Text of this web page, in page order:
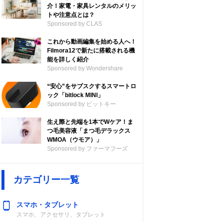
介！家電・家具レンタルのメリッ
トや注意点とは？
Sponsored by CLAS
これから動画編集を始める人へ！
Filmora12で新たに搭載される機
能を詳しく紹介
Sponsored by Wondershare
“安心”をサブスクするスマートロ
ック「bitlock MINI」
Sponsored by ビットキー
生え際と先端を1本でWケア！ま
つ毛美容液「まつ毛デラックス
WMOA（ウモア）」
Sponsored by ファーマフーズ
カテゴリー一覧
スマホ・タブレット
スマホ、アクセサリ、タブレット